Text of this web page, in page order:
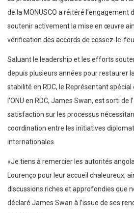
de la MONUSCO a réitéré l’engagement
soutenir activement la mise en œuvre
vérification des accords de cessez-le-feu.
Saluant le leadership et les efforts
depuis plusieurs années pour restaurer
stabilité en RDC, le Représentant
l’ONU en RDC, James Swan, est sorti de
satisfaction sur les processus
coordination entre les initiatives
internationales.
«Je tiens à remercier les autorités
Lourenço pour leur accueil chaleureux,
discussions riches et approfondies que
déclaré James Swan à l’issue de ses